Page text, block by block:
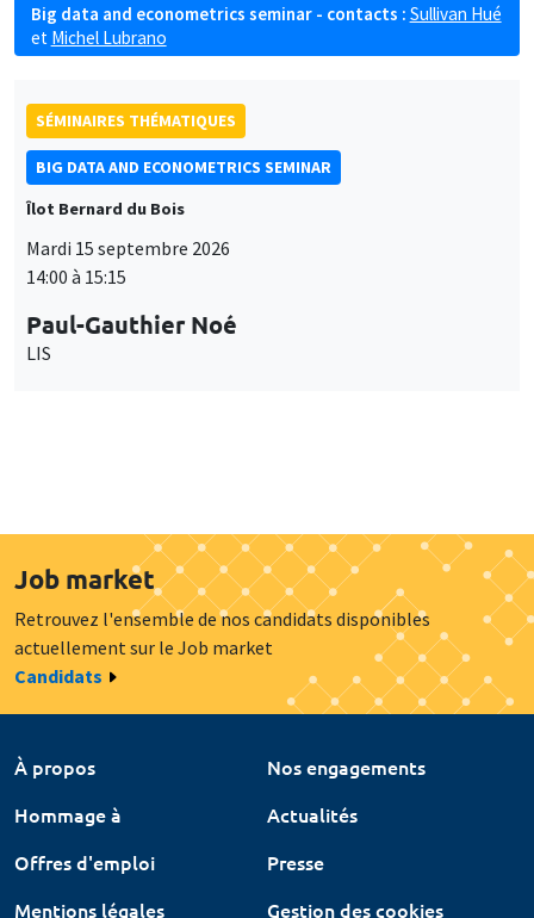
Big data and econometrics seminar - contacts : Sullivan Hué
et Michel Lubrano
SÉMINAIRES THÉMATIQUES
BIG DATA AND ECONOMETRICS SEMINAR
Îlot Bernard du Bois
Mardi 15 septembre 2026
14:00 à 15:15
Paul-Gauthier Noé
LIS
Job market
Retrouvez l'ensemble de nos candidats disponibles
actuellement sur le Job market
Candidats
À propos
Nos engagements
Hommage à
Actualités
Offres d'emploi
Presse
Mentions légales
Gestion des cookies